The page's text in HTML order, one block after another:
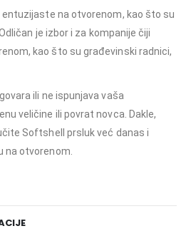
entuzijaste na otvorenom, kao što su
je izbor i za kompanije čiji
kao što su građevinski radnici,
ili ne ispunjava vaša
veličine ili povrat novca. Dakle,
Softshell prsluk već danas i
na otvorenom.